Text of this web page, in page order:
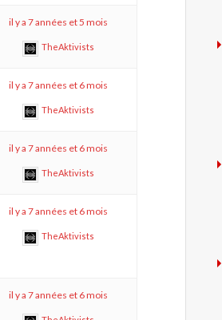
il y a 7 années et 5 mois
TheAktivists
il y a 7 années et 6 mois
TheAktivists
il y a 7 années et 6 mois
TheAktivists
il y a 7 années et 6 mois
TheAktivists
il y a 7 années et 6 mois